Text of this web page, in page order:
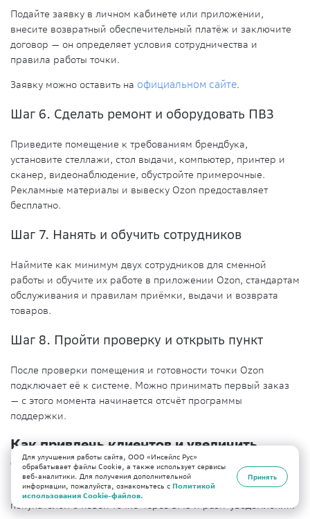
Подайте заявку в личном кабинете или приложении,
внесите возвратный обеспечительный платёж и заключите
договор — он определяет условия сотрудничества и
правила работы точки.
Заявку можно оставить на официальном сайте.
Шаг 6. Сделать ремонт и оборудовать ПВЗ
Приведите помещение к требованиям брендбука,
установите стеллажи, стол выдачи, компьютер, принтер и
сканер, видеонаблюдение, обустройте примерочные.
Рекламные материалы и вывеску Ozon предоставляет
бесплатно.
Шаг 7. Нанять и обучить сотрудников
Наймите как минимум двух сотрудников для сменной
работы и обучите их работе в приложении Ozon, стандартам
обслуживания и правилам приёмки, выдачи и возврата
товаров.
Шаг 8. Пройти проверку и открыть пункт
После проверки помещения и готовности точки Ozon
подключает её к системе. Можно принимать первый заказ
— с этого момента начинается отсчёт программы
поддержки.
Как привлечь клиентов и увеличить
оборот ПВЗ Ozon
После открытия Ozon сам уведомляет ближайших
покупателей о новой точке через SMS и push-уведомления.
Для улучшения работы сайта, ООО «Инсейлс Рус»
обрабатывает файлы Cookie, а также использует сервисы
веб-аналитики. Для получения дополнительной
информации, пожалуйста, ознакомьтесь с Политикой
использования Cookie-файлов.
Принять